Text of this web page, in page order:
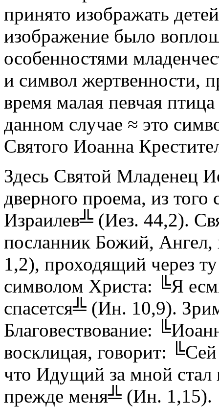
принято изображать
изображение было
особенностями
и символ жертвенности,
время малая певчая
данном случае ≈ это
Святого Иоанна
Здесь Святой Младенец
дверного проема, из
Израилев╩ (Иез. 44,2).
посланник Божий,
1,2), проходящий через ту
символом Христа: ╚Я
спасется╩ (Ин. 10,9).
Благовествование:
восклицая, говорит:
что Идущий за мной стал
прежде меня╩ (Ин. 1,15).